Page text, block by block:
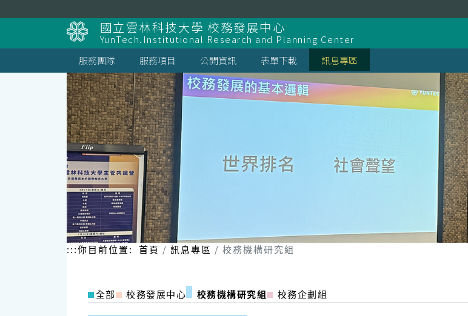
到
主
要
內
容
區
塊
國立雲林科技大學 校務發展中心
YunTech.Institutional Research and Planning Center
服務團隊
服務項目 公開資訊 表單下載 訊息專區
:::你目前位置: 首頁 訊息專區 校務機構研究組
全部 校務發展中心 校務機構研究組 校務企劃組